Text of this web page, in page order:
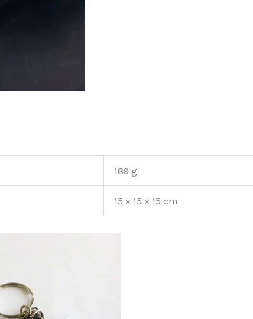
189 g
15 × 15 × 15 cm
4.95€.1.95€.